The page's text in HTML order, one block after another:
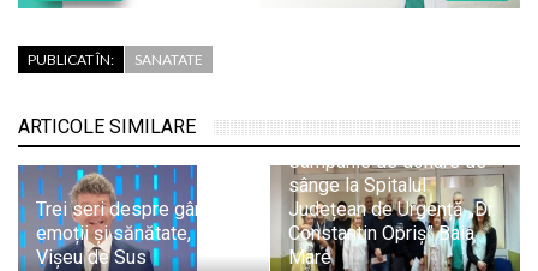
PUBLICAT ÎN: SANATATE
ARTICOLE SIMILARE
Trei seri despre gândire,
emoții și sănătate, la
Vișeu de Sus
Campanie de donare de
sânge la Spitalul
Județean de Urgență „Dr.
Constantin Opriș” Baia
Mare